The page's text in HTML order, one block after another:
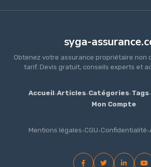
syga-
Obtenez votre assurance propriétaire non
tarif. Devis gratuit, conseils experts et
Accueil·Articles·Catégories·Tags·
Mon Compte
Mentions légales·CGU·Confidentialité·